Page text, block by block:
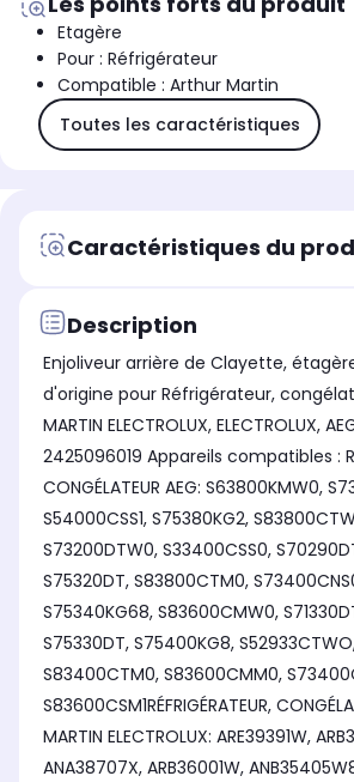
Etagère
Pour : Réfrigérateur
Compatible : Arthur Martin
Toutes les caractéristiques
Caractéristiques du
Description
Enjoliveur arrière de Clayette,
d'origine pour Réfrigérateur,
MARTIN ELECTROLUX, ELECTROLUX,
2425096019 Appareils compatibles :
CONGÉLATEUR AEG: S63800KMW0, S73200DTX0,
S54000CSS1, S75380KG2, S83800CTW0, S63800KMX0,
S73200DTW0, S33400CSS0, S70290DT5, S73400CTW1,
S75320DT, S83800CTM0, S73400CNS0, S72390KA8,
S75340KG68, S83600CMW0, S71330DT2, S72390KA6,
S75330DT, S75400KG8, S52933CTWO, S73800KMM0,
S83400CTM0, S83600CMM0, S73400CTS1,
S83600CSM1RÉFRIGÉRATEUR,
MARTIN ELECTROLUX: ARE39391W, ARB34001W8,
ANA38707X, ARB36001W, ANB35405W8, ARB29001W,